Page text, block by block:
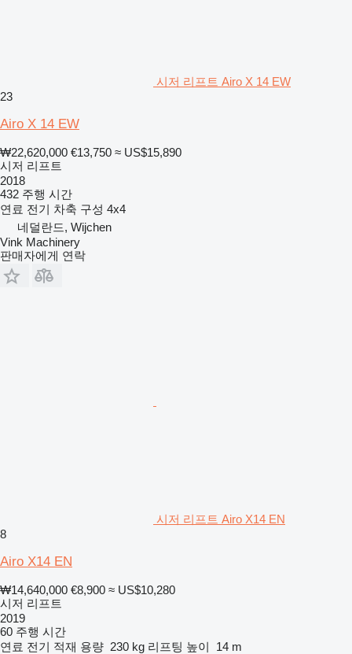
시저 리프트 Airo X 14 EW
23
Airo X 14 EW
₩22,620,000 €13,750 ≈ US$15,890
시저 리프트
2018
432 주행 시간
연료 전기 차축 구성 4x4
네덜란드, Wijchen
Vink Machinery
판매자에게 연락
시저 리프트 Airo X14 EN
8
Airo X14 EN
₩14,640,000 €8,900 ≈ US$10,280
시저 리프트
2019
60 주행 시간
연료 전기 적재 용량 230 kg 리프팅 높이
14 m